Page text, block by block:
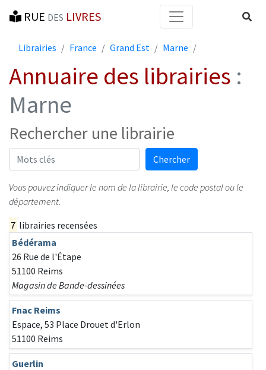
RUE DES LIVRES
Librairies France Grand Est Marne
Annuaire des librairies :
Marne
Rechercher une librairie
Mots-clés Chercher
Vous pouvez indiquer le nom de la librairie, le code postal ou le
département.
7 librairies recensées
Bédérama
26 Rue de l'Étape
51100 Reims
Magasin de Bande-dessinées
Fnac Reims
Espace, 53 Place Drouet d'Erlon
51100 Reims
Guerlin